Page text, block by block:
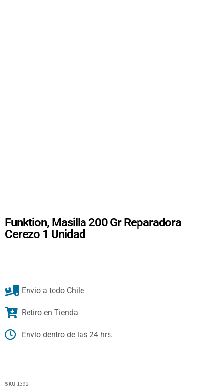
Funktion, Masilla 200 Gr Reparadora
Cerezo 1 Unidad
Envio a todo Chile
Retiro en Tienda
Envio dentro de las 24 hrs.
SKU 1392